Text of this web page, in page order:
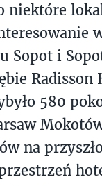
niektóre
Sopot i
Radisson
580
na